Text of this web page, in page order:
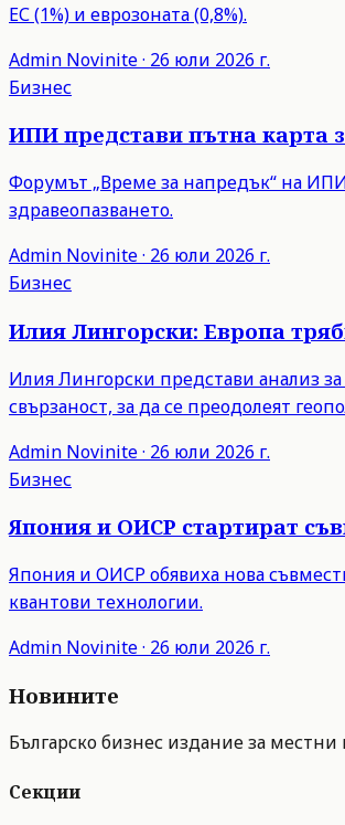
ЕС (1%) и еврозоната (0,8%).
Admin Novinite· 26 юли 2026 г.
Бизнес
ИПИ представи пътна карта
Форумът „Време за напредък“ на
здравеопазването.
Admin Novinite· 26 юли 2026 г.
Бизнес
Илия Лингорски: Европа
Илия Лингорски представи анализ
свързаност, за да се преодолеят
Admin Novinite· 26 юли 2026 г.
Бизнес
Япония и ОИСР стартират
Япония и ОИСР обявиха нова
квантови технологии.
Admin Novinite· 26 юли 2026 г.
Новините
Българско бизнес издание за
Секции